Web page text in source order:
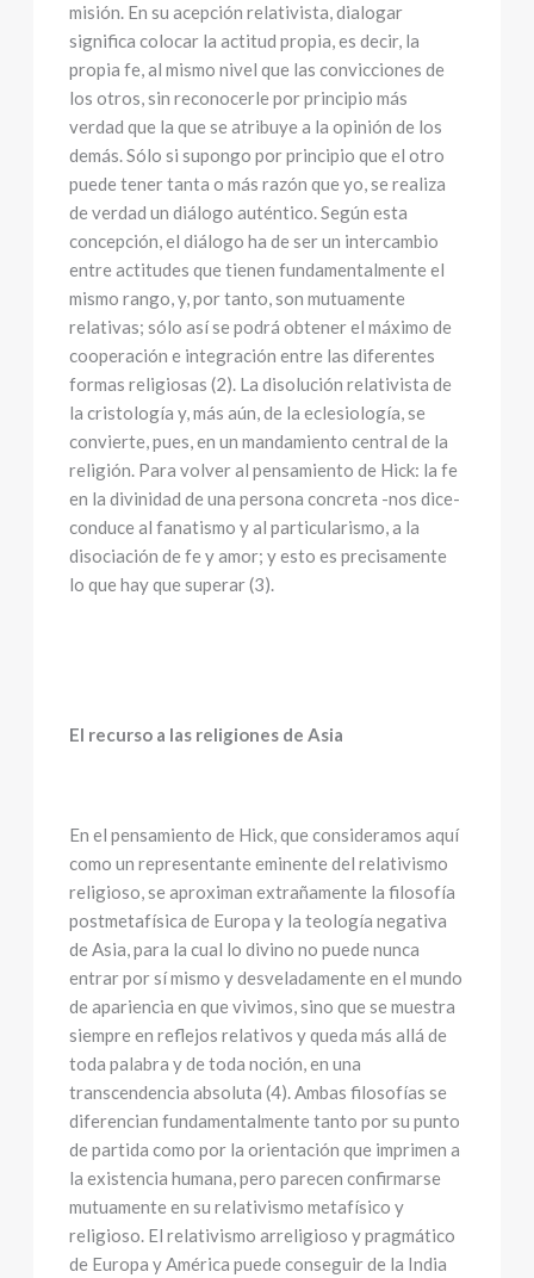
misión. En su acepción relativista, dialogar
significa colocar la actitud propia, es decir, la
propia fe, al mismo nivel que las convicciones de
los otros, sin reconocerle por principio más
verdad que la que se atribuye a la opinión de los
demás. Sólo si supongo por principio que el otro
puede tener tanta o más razón que yo, se realiza
de verdad un diálogo auténtico. Según esta
concepción, el diálogo ha de ser un intercambio
entre actitudes que tienen fundamentalmente el
mismo rango, y, por tanto, son mutuamente
relativas; sólo así se podrá obtener el máximo de
cooperación e integración entre las diferentes
formas religiosas (2). La disolución relativista de
la cristología y, más aún, de la eclesiología, se
convierte, pues, en un mandamiento central de la
religión. Para volver al pensamiento de Hick: la fe
en la divinidad de una persona concreta -nos dice-
conduce al fanatismo y al particularismo, a la
disociación de fe y amor; y esto es precisamente
lo que hay que superar (3).
El recurso a las religiones de Asia
En el pensamiento de Hick, que consideramos aquí
como un representante eminente del relativismo
religioso, se aproximan extrañamente la filosofía
postmetafísica de Europa y la teología negativa
de Asia, para la cual lo divino no puede nunca
entrar por sí mismo y desveladamente en el mundo
de apariencia en que vivimos, sino que se muestra
siempre en reflejos relativos y queda más allá de
toda palabra y de toda noción, en una
transcendencia absoluta (4). Ambas filosofías se
diferencian fundamentalmente tanto por su punto
de partida como por la orientación que imprimen a
la existencia humana, pero parecen confirmarse
mutuamente en su relativismo metafísico y
religioso. El relativismo arreligioso y pragmático
de Europa y América puede conseguir de la India